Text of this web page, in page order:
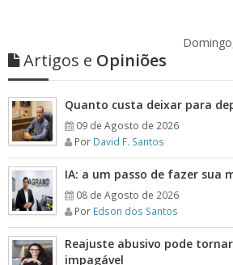
Artigos e Opiniões
Quanto custa deixar para
09 de Agosto de 2026
Por David F. Santos
IA: a um passo de fazer sua
08 de Agosto de 2026
Por Edson dos Santos
Reajuste abusivo pode
impagável